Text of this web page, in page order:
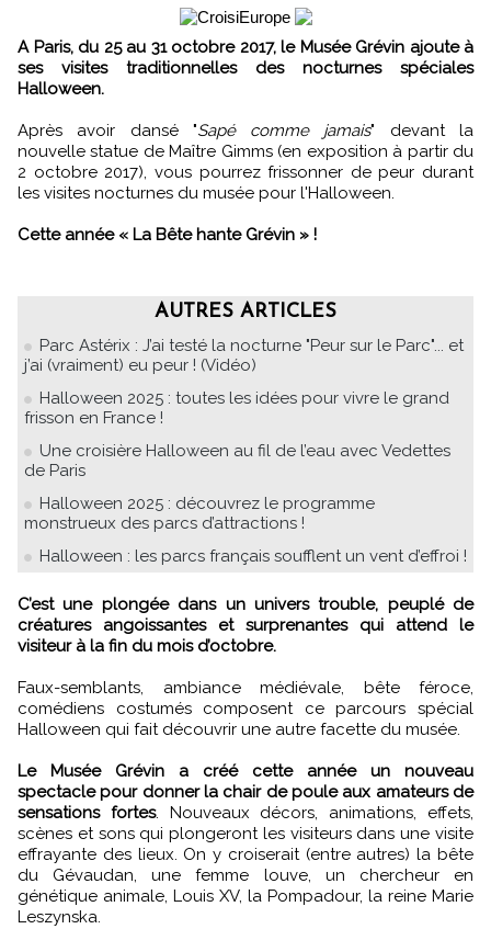
A Paris, du 25 au 31 octobre 2017, le Musée Grévin ajoute à
ses visites traditionnelles des nocturnes spéciales
Halloween.
Après avoir dansé "Sapé comme jamais" devant la
nouvelle statue de Maître Gimms (en exposition à partir du
2 octobre 2017), vous pourrez frissonner de peur durant
les visites nocturnes du musée pour l'Halloween.
Cette année « La Bête hante Grévin » !
AUTRES ARTICLES
Parc Astérix : J’ai testé la nocturne "Peur sur le Parc"... et
j’ai (vraiment) eu peur ! (Vidéo)
Halloween 2025 : toutes les idées pour vivre le grand
frisson en France !
Une croisière Halloween au fil de l’eau avec Vedettes
de Paris
Halloween 2025 : découvrez le programme
monstrueux des parcs d’attractions !
Halloween : les parcs français soufflent un vent d’effroi !
C’est une plongée dans un univers trouble, peuplé de
créatures angoissantes et surprenantes qui attend le
visiteur à la fin du mois d’octobre.
Faux-semblants, ambiance médiévale, bête féroce,
comédiens costumés composent ce parcours spécial
Halloween qui fait découvrir une autre facette du musée.
Le Musée Grévin a créé cette année un nouveau
spectacle pour donner la chair de poule aux amateurs de
sensations fortes. Nouveaux décors, animations, effets,
scènes et sons qui plongeront les visiteurs dans une visite
effrayante des lieux. On y croiserait (entre autres) la bête
du Gévaudan, une femme louve, un chercheur en
génétique animale, Louis XV, la Pompadour, la reine Marie
Leszynska.